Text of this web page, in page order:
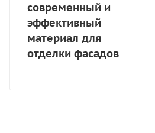
современный и
эффективный
материал для
отделки фасадов